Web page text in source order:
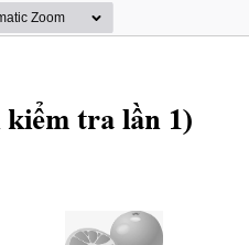
kiểm tra lần 1)